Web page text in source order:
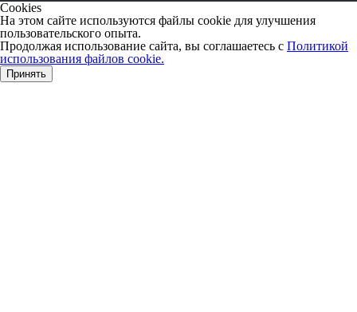
Cookies
На этом сайте используются файлы cookie для улучшения
пользовательского опыта.
Продолжая использование сайта, вы соглашаетесь с Политикой
использования файлов cookie.
Принять